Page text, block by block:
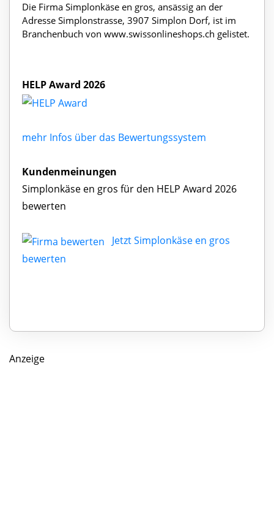
Die Firma Simplonkäse en gros, ansässig an der
Adresse Simplonstrasse, 3907 Simplon Dorf, ist im
Branchenbuch von www.swissonlineshops.ch gelistet.
HELP Award 2026
mehr Infos über das Bewertungssystem
Kundenmeinungen
Simplonkäse en gros für den HELP Award 2026
bewerten
Jetzt Simplonkäse en gros
bewerten
Anzeige